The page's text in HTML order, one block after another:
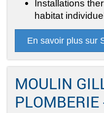
Installations
habitat
En savoir plus sur
MOULIN
PLOMBERIE